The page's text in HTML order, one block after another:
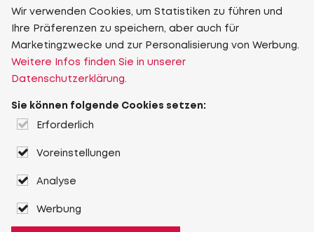
Wir verwenden Cookies, um Statistiken zu führen und
Ihre Präferenzen zu speichern, aber auch für
Marketingzwecke und zur Personalisierung von Werbung.
Weitere Infos finden Sie in unserer
Datenschutzerklärung.
Sie können folgende Cookies setzen:
Erforderlich
Voreinstellungen
Analyse
Werbung